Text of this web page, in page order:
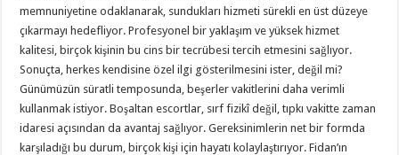
memnuniyetine odaklanarak, sundukları hizmeti sürekli en üst düzeye
çıkarmayı hedefliyor. Profesyonel bir yaklaşım ve yüksek hizmet
kalitesi, birçok kişinin bu cins bir tecrübesi tercih etmesini sağlıyor.
Sonuçta, herkes kendisine özel ilgi gösterilmesini ister, değil mi?
Günümüzün süratli temposunda, beşerler vakitlerini daha verimli
kullanmak istiyor. Boşaltan escortlar, sırf fizikî değil, tıpkı vakitte zaman
idaresi açısından da avantaj sağlıyor. Gereksinimlerin net bir formda
karşıladığı bu durum, birçok kişi için hayatı kolaylaştırıyor. Fidan’ın